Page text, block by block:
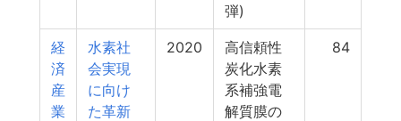
弾)
経
済
産
業
水素社
会実現
に向け
た革新
2020
高信頼性
炭化水素
系補強電
解質膜の
84